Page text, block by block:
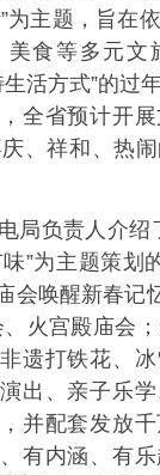
为主题，旨在
食等多元文
活方式”的过
全省预计开
、祥和、热
负责人介绍
”为主题策划
会唤醒新春记
火宫殿庙会
遗打铁花、
出、亲子乐
并配套发放
有内涵、有